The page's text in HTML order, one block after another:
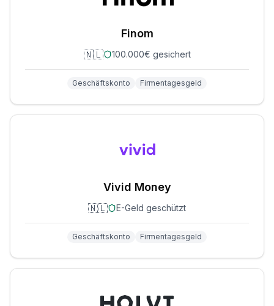
Finom
🇳🇱 100.000€ gesichert
Geschäftskonto Firmentagesgeld
Vivid Money
🇳🇱 E-Geld geschützt
Geschäftskonto Firmentagesgeld